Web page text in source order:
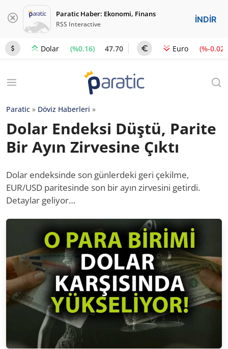
Paratic Haber: Ekonomi, Finans
RSS Interactive İNDİR
Dolar (%0.16) 47.70 Euro (%-0.02)
Paratic » Döviz Haberleri »
Dolar Endeksi Düştü, Parite
Bir Ayın Zirvesine Çıktı
Dolar endeksinde son günlerdeki geri çekilme,
EUR/USD paritesinde son bir ayın zirvesini getirdi.
Detaylar geliyor…